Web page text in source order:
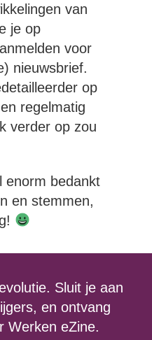
van
je op
voor
nieuwsbrief.
op
regelmatig
verder op zou
enorm bedankt
en stemmen,
Sluit je aan
en ontvang
Werken eZine.